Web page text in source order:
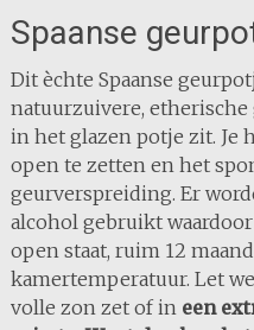
Spaanse
Dit èchte Spaanse
natuurzuivere,
in het glazen potje zit. Je
open te zetten en het
geurverspreiding. Er
alcohol gebruikt
open staat, ruim 12
kamertemperatuur. Let
volle zon zet of in een